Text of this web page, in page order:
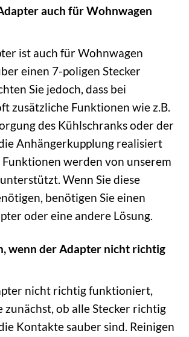
auch für Wohnwagen
ist auch für Wohnwagen
einen 7-poligen Stecker
Sie jedoch, dass bei
zusätzliche Funktionen wie z.B.
des Kühlschranks oder der
Anhängerkupplung realisiert
werden von unserem
Wenn Sie diese
benötigen Sie einen
oder eine andere Lösung.
wenn der Adapter nicht richtig
nicht richtig funktioniert,
zunächst, ob alle Stecker richtig
Kontakte sauber sind. Reinigen